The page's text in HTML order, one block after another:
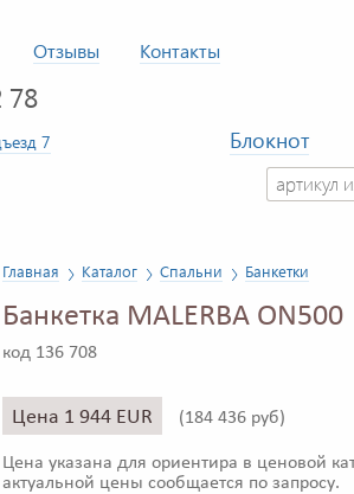
Отзывы Контакты
78
7
Блокнот
Главная Каталог Спальни Банкетки
Банкетка MALERBA ON500
код 136 708
Цена 1 944 EUR (184 436 руб)
Цена указана для ориентира в ценовой
актуальной цены сообщается по запросу.